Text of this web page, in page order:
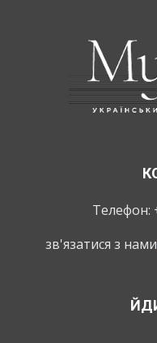
Телефон:
зв'язатися з